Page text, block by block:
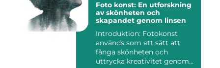
Foto konst: En utforskning
av skönheten och
skapandet genom linsen
Introduktion: Fotokonst
används som ett sätt att
fånga skönheten och
uttrycka kreativitet genom